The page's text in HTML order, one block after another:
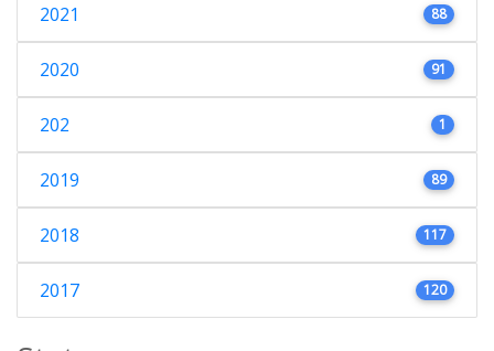
2021 88
2020 91
202 1
2019 89
2018 117
2017 120